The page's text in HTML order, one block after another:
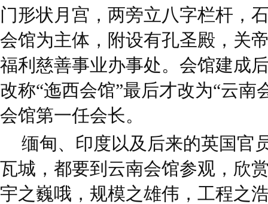
门形状月宫，两旁立八字栏杆，
会馆为主体，附设有孔圣殿，关
福利慈善事业办事处。会馆建成
改称“迤西会馆”最后才改为“云南
会馆第一任会长。
缅甸、印度以及后来的英国官
瓦城，都要到云南会馆参观，欣
宇之巍哦，规模之雄伟，工程之